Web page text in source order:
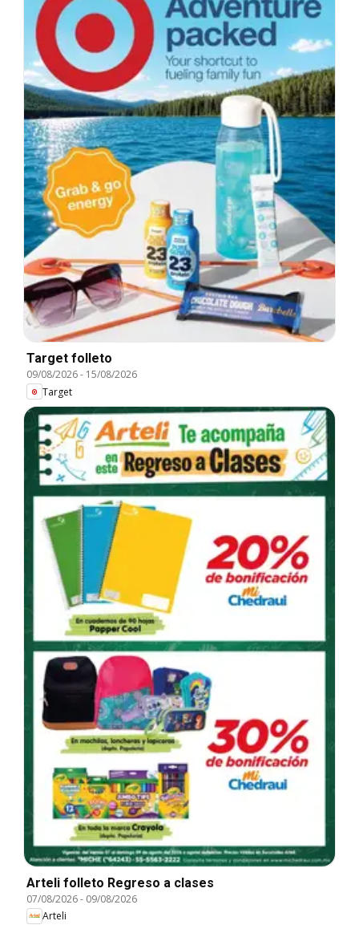
Target folleto
09/08/2026- 15/08/2026
Target
Arteli folleto Regreso a clases
07/08/2026- 09/08/2026
Arteli